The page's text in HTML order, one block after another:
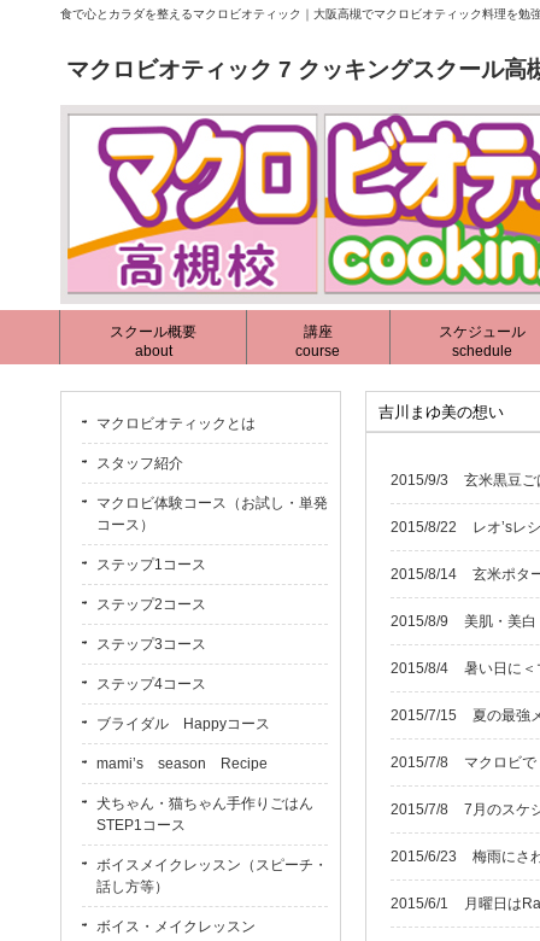
食で心とカラダを整えるマクロビオティック｜大阪高槻でマクロビオティック料理を
マクロビオティック 7 クッキングスクール高
スクール概要
about
講座
course
スケジュール
schedule
吉川まゆ美の想い
2015/9/3 玄米黒豆
2015/8/22 レオ’sレ
2015/8/14 玄米ポタ
2015/8/9 美肌・美
2015/8/4 暑い日に
2015/7/15 夏の最強
2015/7/8 マクロビ
2015/7/8 7月のスケ
2015/6/23 梅雨にさ
2015/6/1 月曜日は
マクロビオティックとは
スタッフ紹介
マクロビ体験コース（お試し・単発
コース）
ステップ1コース
ステップ2コース
ステップ3コース
ステップ4コース
ブライダル Happyコース
mami’s season Recipe
犬ちゃん・猫ちゃん手作りごはん
STEP1コース
ボイスメイクレッスン（スピーチ・
話し方等）
ボイス・メイクレッスン